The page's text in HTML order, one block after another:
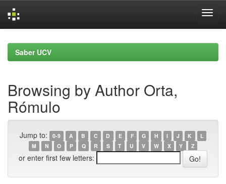
navigationSaber UCV
Browsing by Author Orta,
Rómulo
Jump to: 0-9 A B C D E F G H I J K
L
M
N O P Q R S T U V W X Y Z
or enter first few letters: